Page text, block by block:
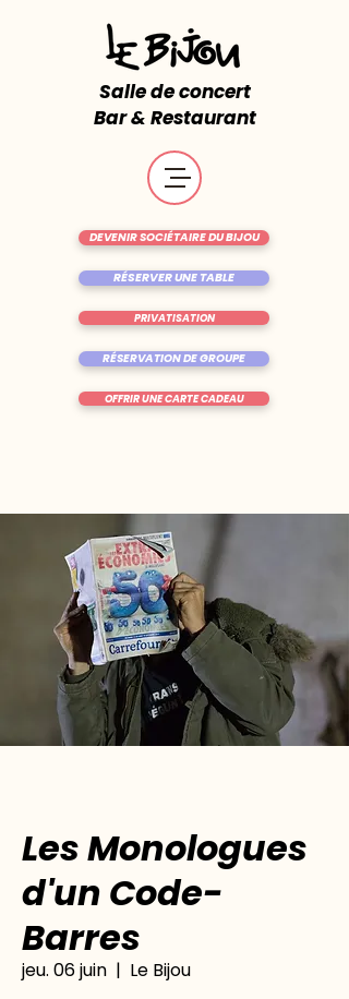
Salle de concert
Bar & Restaurant
RÉSERVER UNE TABLE
OFFRIR UNE CARTE CADEAU
DEVENIR SOCIÉTAIRE DU BIJOU
RÉSERVATION DE GROUPE
PRIVATISATION
Les Monologues
d'un Code-
Barres
jeu. 06 juin
  |
Le Bijou